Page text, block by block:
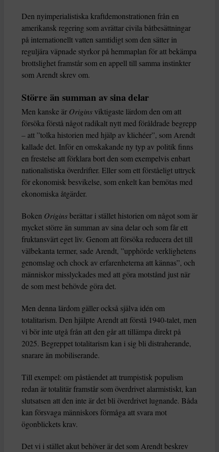
Den nyimperialistiska kraftdemonstrationen från en
amerikansk regering som avrättar civila båtbesättningar
på internationellt vatten samtidigt som den sätter in
reguljära väpnade styrkor på hemmaplan för att bekämpa
brottslighet framstår som en appell till samma instinkter
som Arendt skrev om.
Större än summan av sina delar
Men kanske är Origins viktigaste lärdom den om att
försöka förstå något radikalt nytt med föråldrade begrepp
– att ”tolka historien med hjälp av klichéer”, som Arendt
kallade det. Inför en omskakande ny typ av politik finns
en frestelse att förklara bort den som exempelvis enbart
nationalistiska överdrifter. Eller som ett förståeligt uttryck
för ekonomisk besvikelse, som enkelt kan bemötas med
ekonomiska åtgärder.
Boken Originsberättar i stället historien om något som är
mycket större än summan av sina delar och som får ett
fruktansvärt eget liv. Genom att försöka reducera det till
välbekanta termer, sade Arendt, ”upphörde verklighetens
genomslag och chock av erfarenheterna att kännas”, och
människor misslyckades med att göra motstånd just när
de som mest behövde göra det.
Men denna lärdom gäller också själva idén om
totalitarism. Den hjälpte Arendt att förstå 1940-talet, men
vi bör inte utgå från att den går att tillämpa direkt på
2025. Begreppet totalitarism kan i sig bli distraherande,
snarare än mobiliserande.
Till exempel: om påståendet att trumpistisk populism
redan är totalitär framstår som överdrivet alarmistiskt, kan
slutsatsen att den inte är det bli överdrivet lugnande. Båda
kan försvaga människors förmåga att svara mot
ögonblickets krav.
Det vi i stället akut behöver är det som Arendt beskrev